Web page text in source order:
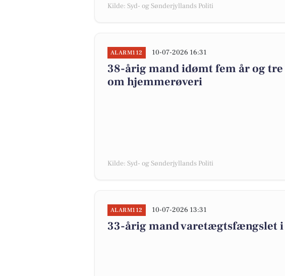
Kilde: Syd- og Sønderjyllands Politi
ALARM112 10-07-2026 16:31
38-årig mand idømt fem år og
om hjemmerøveri
Kilde: Syd- og Sønderjyllands Politi
ALARM112 10-07-2026 13:31
33-årig mand varetægtsfængslet